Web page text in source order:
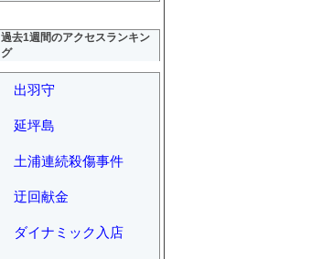
過去1週間のアクセスランキン
グ
出羽守
延坪島
土浦連続殺傷事件
迂回献金
ダイナミック入店